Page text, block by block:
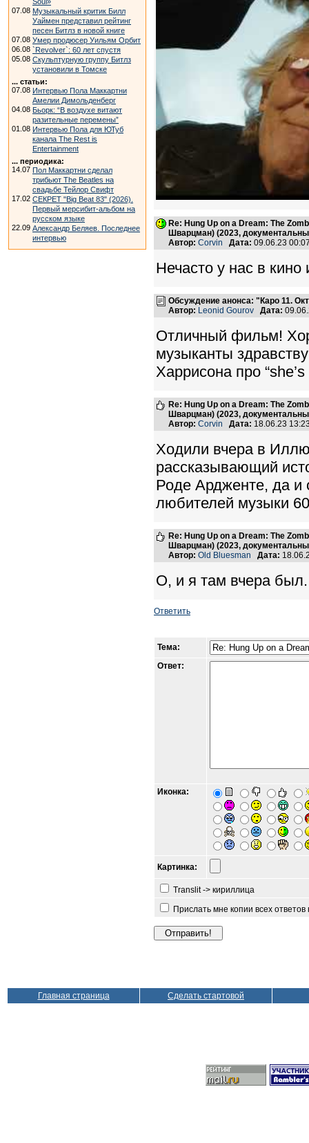
07.08 Музыкальный критик Билл
Уаймен представил рейтинг
песен Битлз в новой книге
07.08 Умер продюсер Уильям Орбит
06.08 `Revolver`: 60 лет спустя
05.08 Скульптурную группу Битлз
установили в Томске
... статьи:
07.08 Интервью Пола Маккартни
Амелии Димольденберг
04.08 Бьорк: “В воздухе витают
разительные перемены”
01.08 Интервью Пола для ЮТуб
канала The Rest is
Entertainment
... периодика:
14.07 Пол Маккартни сделал
трибьют The Beatles на
свадьбе Тейлор Свифт
17.02 СЕКРЕТ "Big Beat 83" (2026).
Первый мерсибит-альбом на
русском языке
22.09 Александр Беляев. Последнее
интервью
Re: Hung Up on a Dream: The
Шварцман) (2023,
Автор: Corvin Дата: 09.06.23
Нечасто у нас в
Обсуждение анонса: "Каро 11.
Автор: Leonid Gourov Дата:
Отличный фильм!
музыканты
Харрисона про “she’s
Re: Hung Up on a Dream: The
Шварцман) (2023,
Автор: Corvin Дата: 18.06.23
Ходили вчера в
рассказывающий
Роде Ардженте, да и
любителей музыки
Re: Hung Up on a Dream: The
Шварцман) (2023,
Автор: Old Bluesman Дата:
О, и я там вчера
Ответить
Тема:
Ответ:
Иконка:
Картинка:
Translit -> кириллица
Прислать мне копии всех
Главная страница Сделать стартовой